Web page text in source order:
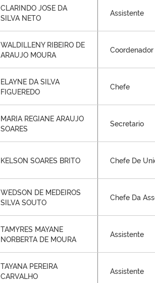
CLARINDO JOSE DA
SILVA NETO
Assistente
WALDILLENY RIBEIRO DE
ARAUJO MOURA
ELAYNE DA SILVA
FIGUEREDO
Chefe
MARIA REGIANE ARAUJO
SOARES
Secretario
KELSON SOARES BRITO Chefe De
WEDSON DE MEDEIROS
SILVA SOUTO
Chefe Da
TAMYRES MAYANE
NORBERTA DE MOURA
Assistente
TAYANA PEREIRA
CARVALHO
Assistente